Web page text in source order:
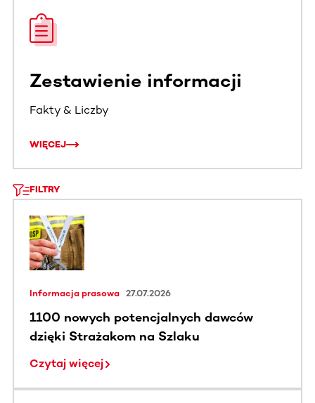
Zestawienie informacji
Fakty & Liczby
WIĘCEJ
FILTRY
Informacja prasowa 27.07.2026
1100 nowych potencjalnych dawców
dzięki Strażakom na Szlaku
Czytaj więcej